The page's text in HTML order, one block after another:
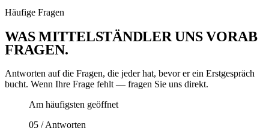
Häufige Fragen
WAS MITTELSTÄNDLER UNSVORAB
FRAGEN.
Antworten auf die Fragen, die jeder hat, bevor er ein Erstgespräch
bucht. Wenn Ihre Frage fehlt — fragen Sie uns direkt.
Am häufigsten geöffnet
05 / Antworten